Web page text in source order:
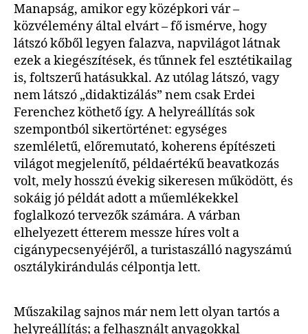
Manapság, amikor egy középkori vár –
közvélemény által elvárt – fő ismérve, hogy
látszó kőből legyen falazva, napvilágot látnak
ezek a kiegészítések, és tűnnek fel esztétikailag
is, foltszerű hatásukkal. Az utólag látszó, vagy
nem látszó „didaktizálás” nem csak Erdei
Ferenchez köthető így. A helyreállítás sok
szempontból sikertörténet: egységes
szemléletű, előremutató, koherens építészeti
világot megjelenítő, példaértékű beavatkozás
volt, mely hosszú évekig sikeresen működött, és
sokáig jó példát adott a műemlékekkel
foglalkozó tervezők számára. A várban
elhelyezett étterem messze híres volt a
cigánypecsenyéjéről, a turistaszálló nagyszámú
osztálykirándulás célpontja lett.
Műszakilag sajnos már nem lett olyan tartós a
helyreállítás; a felhasznált anyagokkal